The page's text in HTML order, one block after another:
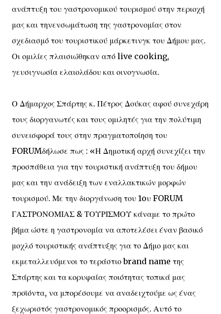
ανάπτυξη του γαστρονομικού τουρισμού στην περιοχή
μας και τηνενσωμάτωση της γαστρονομίας στον
σχεδιασμό του τουριστικού μάρκετινγκ του Δήμου μας.
Οι ομιλίες πλαισιώθηκαν από live cooking,
γευσιγνωσία ελαιολάδου και οινογνωσία.
Ο Δήμαρχος Σπάρτης κ. Πέτρος Δούκας αφού συνεχάρη
τους διοργανωτές και τους ομιλητές για την πολύτιμη
συνεισφορά τους στην πραγματοποίηση του
FORUMδήλωσε πως : «Η Δημοτική αρχή συνεχίζει την
προσπάθεια για την τουριστική ανάπτυξη του δήμου
μας και την ανάδειξη των εναλλακτικών μορφών
τουρισμού. Με την διοργάνωση του 1oυ FORUM
ΓΑΣΤΡΟΝΟΜΙΑΣ & ΤΟΥΡΙΣΜΟΥ κάναμε το πρώτο
βήμα ώστε η γαστρονομία να αποτελέσει έναν βασικό
μοχλό τουριστικής ανάπτυξης για το Δήμο μας και
εκμεταλλευόμενοι το τεράστιο brand name της
Σπάρτης και τα κορυφαίας ποιότητας τοπικά μας
προϊόντα, να μπορέσουμε να αναδειχτούμε ως ένας
ξεχωριστός γαστρονομικός προορισμός. Αυτό το